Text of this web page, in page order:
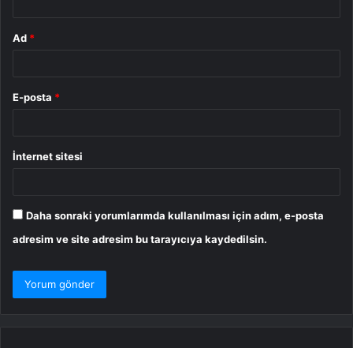
Ad *
E-posta *
İnternet sitesi
Daha sonraki yorumlarımda kullanılması için adım, e-posta
adresim ve site adresim bu tarayıcıya kaydedilsin.